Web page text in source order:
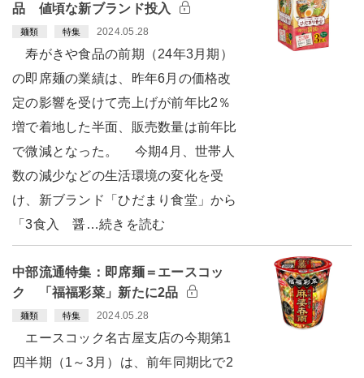
品 値頃な新ブランド投入
麺類 特集 2024.05.28
寿がきや食品の前期（24年3月期）
の即席麺の業績は、昨年6月の価格改
定の影響を受けて売上げが前年比2％
増で着地した半面、販売数量は前年比
で微減となった。 今期4月、世帯人
数の減少などの生活環境の変化を受
け、新ブランド「ひだまり食堂」から
「3食入 醤…続きを読む
中部流通特集：即席麺＝エースコッ
ク 「福福彩菜」新たに2品
麺類 特集 2024.05.28
エースコック名古屋支店の今期第1
四半期（1～3月）は、前年同期比で2